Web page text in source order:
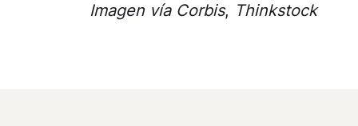
Imagen vía Corbis, Thinkstock